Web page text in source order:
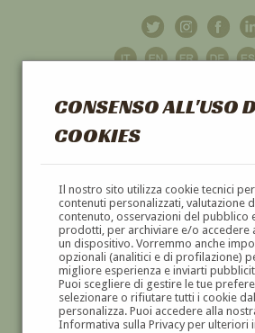
CONSENSO ALL'USO
COOKIES
Il nostro sito utilizza cookie tecnici
contenuti personalizzati, valutazione
contenuto, osservazioni del pubblico
prodotti, per archiviare e/o accedere
un dispositivo. Vorremmo anche
opzionali (analitici e di profilazione)
migliore esperienza e inviarti
Puoi scegliere di gestire le tue
selezionare o rifiutare tutti i cookie
personalizza. Puoi accedere alla
Informativa sulla Privacy per ulteriori
GALLERIAD'ARTE
DIPINTI E SCULTURE